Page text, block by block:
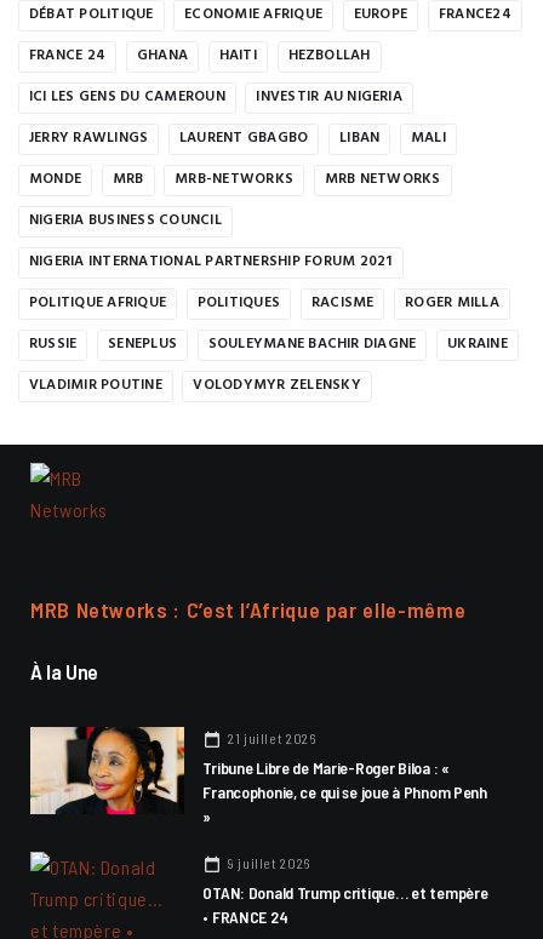
DÉBAT POLITIQUE
ECONOMIE AFRIQUE EUROPE
FRANCE24
FRANCE 24
GHANA HAITI
HEZBOLLAH
ICI LES GENS DU CAMEROUN
INVESTIR AU NIGERIA
JERRY RAWLINGS
LAURENT GBAGBO LIBAN
MALI
MONDE
MRB MRB-NETWORKS
MRB NETWORKS
NIGERIA BUSINESS COUNCIL
NIGERIA INTERNATIONAL PARTNERSHIP FORUM 2021
POLITIQUE AFRIQUE
POLITIQUES RACISME
ROGER MILLA
RUSSIE
SENEPLUS SOULEYMANE BACHIR DIAGNE
UKRAINE
VLADIMIR POUTINE
VOLODYMYR ZELENSKY
MRB Networks : C’est l’Afrique par elle-même
À la Une
21 juillet 2026
Tribune Libre de Marie-Roger Biloa : «
Francophonie, ce qui se joue à Phnom Penh
»
9 juillet 2026
OTAN: Donald Trump critique… et tempère
• FRANCE 24